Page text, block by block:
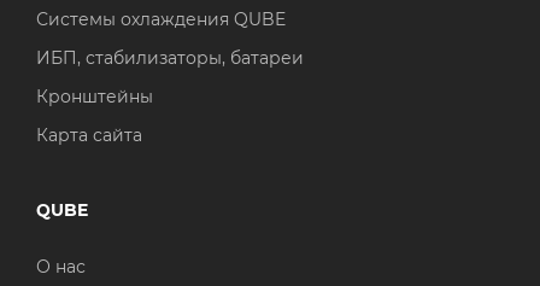
Системы охлаждения QUBE
ИБП, стабилизаторы, батареи
Кронштейны
Карта сайта
QUBE
О нас